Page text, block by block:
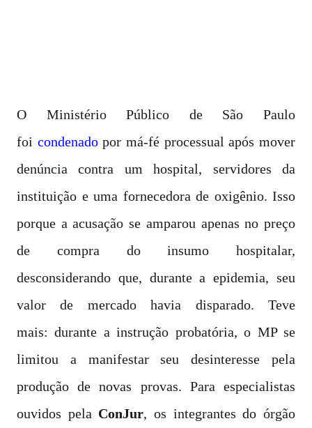
O Ministério Público de São Paulo
foi condenadopor má-fé processual após mover
denúncia contra um hospital, servidores da
instituição e uma fornecedora de oxigênio. Isso
porque a acusação se amparou apenas no preço
de compra do insumo hospitalar,
desconsiderando que, durante a epidemia, seu
valor de mercado havia disparado. Teve
mais: durante a instrução probatória, o MP se
limitou a manifestar seu desinteresse pela
produção de novas provas. Para especialistas
ouvidos pela ConJur, os integrantes do órgão